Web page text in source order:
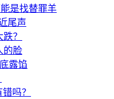
是找替罪羊
尾声
？
的脸
露馅
吗？